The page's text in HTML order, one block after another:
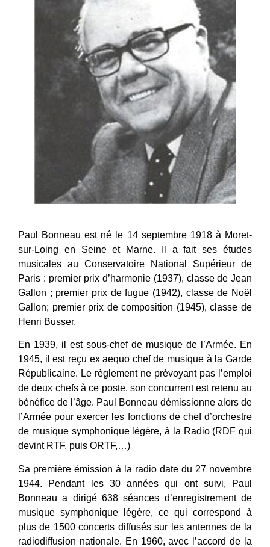
Paul Bonneau est né le 14 septembre 1918 à Moret-
sur-Loing en Seine et Marne. Il a fait ses études
musicales au Conservatoire National Supérieur de
Paris : premier prix d’harmonie (1937), classe de Jean
Gallon ; premier prix de fugue (1942), classe de Noël
Gallon; premier prix de composition (1945), classe de
Henri Busser.
En 1939, il est sous-chef de musique de l’Armée. En
1945, il est reçu ex aequo chef de musique à la Garde
Républicaine. Le règlement ne prévoyant pas l’emploi
de deux chefs à ce poste, son concurrent est retenu au
bénéfice de l’âge. Paul Bonneau démissionne alors de
l’Armée pour exercer les fonctions de chef d’orchestre
de musique symphonique légère, à la Radio (RDF qui
devint RTF, puis ORTF,…)
Sa première émission à la radio date du 27 novembre
1944. Pendant les 30 années qui ont suivi, Paul
Bonneau a dirigé 638 séances d’enregistrement de
musique symphonique légère, ce qui correspond à
plus de 1500 concerts diffusés sur les antennes de la
radiodiffusion nationale. En 1960, avec l’accord de la